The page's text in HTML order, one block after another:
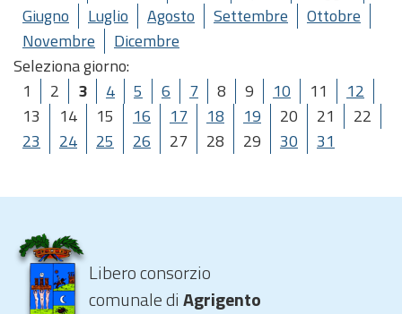
Giugno
Luglio Agosto Settembre
Ottobre
Novembre
Dicembre
Seleziona giorno:
1
2 3 4 5 6 7 8 9 10 11
12
13
14 15 16 17 18 19 20 21
22
23
24 25 26 27 28 29 30 31
Libero consorzio
comunale diAgrigento